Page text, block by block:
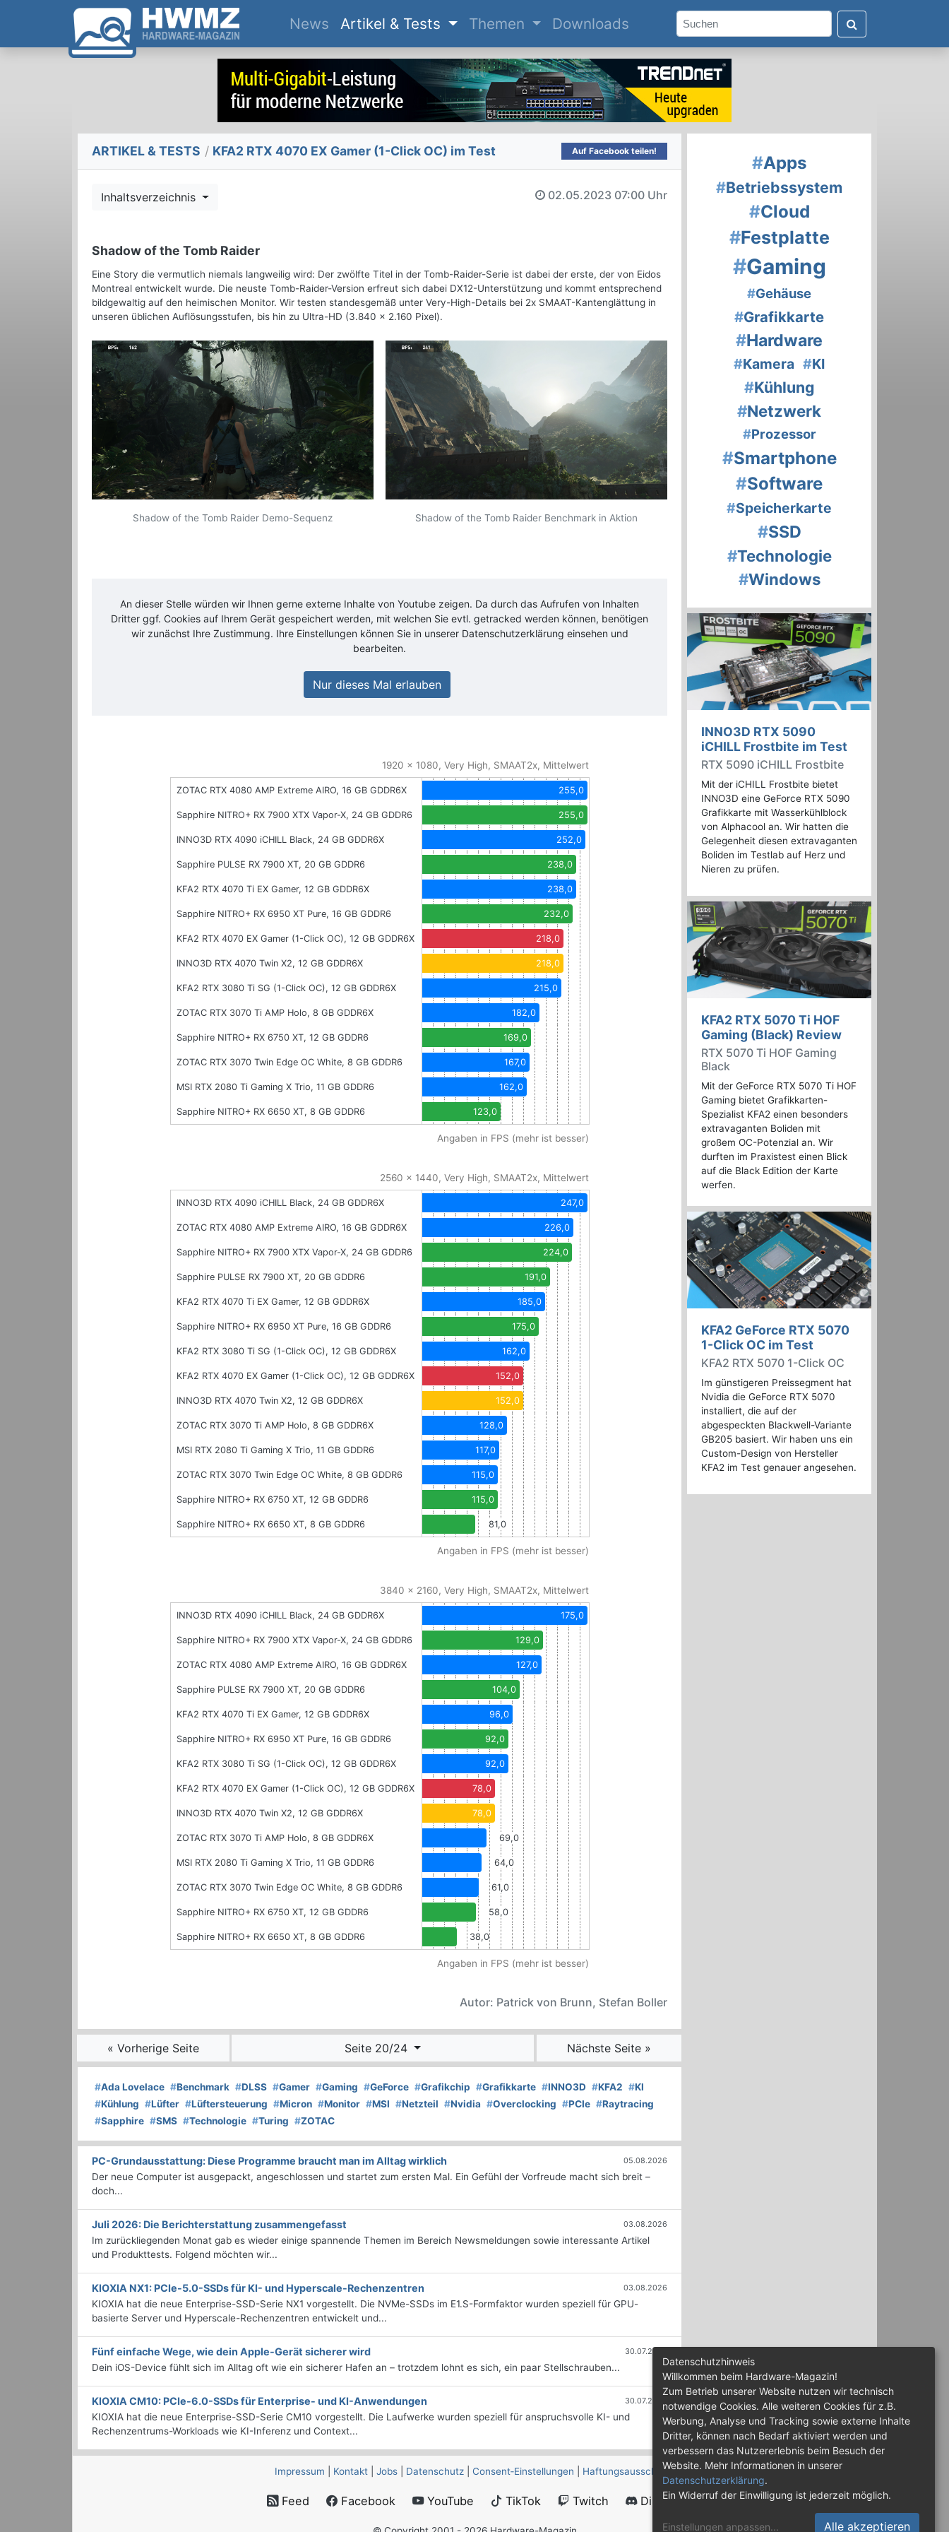
News(current)
Artikel & Tests Themen Downloads
ARTIKEL & TESTS / KFA2 RTX 4070 EX Gamer (1-Click OC) im Test Auf Facebook teilen!
Inhaltsverzeichnis 02.05.2023 07:00 Uhr
Shadow of the Tomb Raider
Eine Story die vermutlich niemals langweilig wird: Der zwölfte Titel in der Tomb-Raider-Serie ist dabei der erste, der von Eidos
Montreal entwickelt wurde. Die neuste Tomb-Raider-Version erfreut sich dabei DX12-Unterstützung und kommt entsprechend
bildgewaltig auf den heimischen Monitor. Wir testen standesgemäß unter Very-High-Details bei 2x SMAAT-Kantenglättung in
unseren üblichen Auflösungsstufen, bis hin zu Ultra-HD (3.840 x 2.160 Pixel).
Shadow of the Tomb Raider Demo-Sequenz Shadow of the Tomb Raider Benchmark in Aktion
An dieser Stelle würden wir Ihnen gerne externe Inhalte von Youtube zeigen. Da durch das Aufrufen von Inhalten
Dritter ggf. Cookies auf Ihrem Gerät gespeichert werden, mit welchen Sie evtl. getracked werden können, benötigen
wir zunächst Ihre Zustimmung. Ihre Einstellungen können Sie in unserer Datenschutzerklärung einsehen und
bearbeiten.
Nur dieses Mal erlauben
1920 x 1080, Very High, SMAAT2x, Mittelwert
ZOTAC RTX 4080 AMP Extreme AIRO, 16 GB GDDR6X 255,0
Sapphire NITRO+ RX 7900 XTX Vapor-X, 24 GB GDDR6 255,0
INNO3D RTX 4090 iCHILL Black, 24 GB GDDR6X 252,0
Sapphire PULSE RX 7900 XT, 20 GB GDDR6 238,0
KFA2 RTX 4070 Ti EX Gamer, 12 GB GDDR6X 238,0
Sapphire NITRO+ RX 6950 XT Pure, 16 GB GDDR6 232,0
KFA2 RTX 4070 EX Gamer (1-Click OC), 12 GB GDDR6X 218,0
INNO3D RTX 4070 Twin X2, 12 GB GDDR6X 218,0
KFA2 RTX 3080 Ti SG (1-Click OC), 12 GB GDDR6X 215,0
ZOTAC RTX 3070 Ti AMP Holo, 8 GB GDDR6X 182,0
Sapphire NITRO+ RX 6750 XT, 12 GB GDDR6 169,0
ZOTAC RTX 3070 Twin Edge OC White, 8 GB GDDR6 167,0
MSI RTX 2080 Ti Gaming X Trio, 11 GB GDDR6 162,0
Sapphire NITRO+ RX 6650 XT, 8 GB GDDR6 123,0
Angaben in FPS (mehr ist besser)
2560 x 1440, Very High, SMAAT2x, Mittelwert
INNO3D RTX 4090 iCHILL Black, 24 GB GDDR6X 247,0
ZOTAC RTX 4080 AMP Extreme AIRO, 16 GB GDDR6X 226,0
Sapphire NITRO+ RX 7900 XTX Vapor-X, 24 GB GDDR6 224,0
Sapphire PULSE RX 7900 XT, 20 GB GDDR6 191,0
KFA2 RTX 4070 Ti EX Gamer, 12 GB GDDR6X 185,0
Sapphire NITRO+ RX 6950 XT Pure, 16 GB GDDR6 175,0
KFA2 RTX 3080 Ti SG (1-Click OC), 12 GB GDDR6X 162,0
KFA2 RTX 4070 EX Gamer (1-Click OC), 12 GB GDDR6X 152,0
INNO3D RTX 4070 Twin X2, 12 GB GDDR6X 152,0
ZOTAC RTX 3070 Ti AMP Holo, 8 GB GDDR6X 128,0
MSI RTX 2080 Ti Gaming X Trio, 11 GB GDDR6 117,0
ZOTAC RTX 3070 Twin Edge OC White, 8 GB GDDR6 115,0
Sapphire NITRO+ RX 6750 XT, 12 GB GDDR6 115,0
Sapphire NITRO+ RX 6650 XT, 8 GB GDDR6 81,0
Angaben in FPS (mehr ist besser)
3840 x 2160, Very High, SMAAT2x, Mittelwert
INNO3D RTX 4090 iCHILL Black, 24 GB GDDR6X 175,0
Sapphire NITRO+ RX 7900 XTX Vapor-X, 24 GB GDDR6 129,0
ZOTAC RTX 4080 AMP Extreme AIRO, 16 GB GDDR6X 127,0
Sapphire PULSE RX 7900 XT, 20 GB GDDR6 104,0
KFA2 RTX 4070 Ti EX Gamer, 12 GB GDDR6X 96,0
Sapphire NITRO+ RX 6950 XT Pure, 16 GB GDDR6 92,0
KFA2 RTX 3080 Ti SG (1-Click OC), 12 GB GDDR6X 92,0
KFA2 RTX 4070 EX Gamer (1-Click OC), 12 GB GDDR6X 78,0
INNO3D RTX 4070 Twin X2, 12 GB GDDR6X 78,0
ZOTAC RTX 3070 Ti AMP Holo, 8 GB GDDR6X 69,0
MSI RTX 2080 Ti Gaming X Trio, 11 GB GDDR6 64,0
ZOTAC RTX 3070 Twin Edge OC White, 8 GB GDDR6 61,0
Sapphire NITRO+ RX 6750 XT, 12 GB GDDR6 58,0
Sapphire NITRO+ RX 6650 XT, 8 GB GDDR6 38,0
Angaben in FPS (mehr ist besser)
Autor: Patrick von Brunn, Stefan Boller
« Vorherige Seite Seite 20/24 Nächste Seite »
#Ada Lovelace #Benchmark #DLSS #Gamer #Gaming #GeForce #Grafikchip #Grafikkarte #INNO3D #KFA2 #KI
#Kühlung #Lüfter #Lüftersteuerung #Micron #Monitor #MSI #Netzteil #Nvidia #Overclocking #PCIe #Raytracing
#Sapphire #SMS #Technologie #Turing #ZOTAC
PC-Grundausstattung: Diese Programme braucht man im Alltag wirklich 05.08.2026
Der neue Computer ist ausgepackt, angeschlossen und startet zum ersten Mal. Ein Gefühl der Vorfreude macht sich breit –
doch...
Juli 2026: Die Bericht­erstattung zusammengefasst 03.08.2026
Im zurückliegenden Monat gab es wieder einige spannende Themen im Bereich Newsmeldungen sowie interessante Artikel
und Produkttests. Folgend möchten wir...
KIOXIA NX1: PCIe-5.0-SSDs für KI- und Hyperscale-Rechenzentren 03.08.2026
KIOXIA hat die neue Enterprise-SSD-Serie NX1 vorgestellt. Die NVMe-SSDs im E1.S-Formfaktor wurden speziell für GPU-
basierte Server und Hyperscale-Rechenzentren entwickelt und...
Fünf einfache Wege, wie dein Apple-Gerät sicherer wird 30.07.2026
Dein iOS-Device fühlt sich im Alltag oft wie ein sicherer Hafen an – trotzdem lohnt es sich, ein paar Stellschrauben...
KIOXIA CM10: PCIe-6.0-SSDs für Enterprise- und KI-Anwendungen 30.07.2026
KIOXIA hat die neue Enterprise-SSD-Serie CM10 vorgestellt. Die Laufwerke wurden speziell für anspruchsvolle KI- und
Rechenzentrums-Workloads wie KI-Inferenz und Context...
#Apps
#Betriebssystem
#Cloud
#Festplatte
#Gaming
#Gehäuse
#Grafikkarte
#Hardware
#Kamera #KI
#Kühlung
#Netzwerk
#Prozessor
#Smartphone
#Software
#Speicherkarte
#SSD
#Technologie
#Windows
INNO3D RTX 5090
iCHILL Frostbite im Test
RTX 5090 iCHILL Frostbite
Mit der iCHILL Frostbite bietet
INNO3D eine GeForce RTX 5090
Grafikkarte mit Wasserkühlblock
von Alphacool an. Wir hatten die
Gelegenheit diesen extravaganten
Boliden im Testlab auf Herz und
Nieren zu prüfen.
KFA2 RTX 5070 Ti HOF
Gaming (Black) Review
RTX 5070 Ti HOF Gaming
Black
Mit der GeForce RTX 5070 Ti HOF
Gaming bietet Grafikkarten-
Spezialist KFA2 einen besonders
extravaganten Boliden mit
großem OC-Potenzial an. Wir
durften im Praxistest einen Blick
auf die Black Edition der Karte
werfen.
KFA2 GeForce RTX 5070
1-Click OC im Test
KFA2 RTX 5070 1-Click OC
Im günstigeren Preissegment hat
Nvidia die GeForce RTX 5070
installiert, die auf der
abgespeckten Blackwell-Variante
GB205 basiert. Wir haben uns ein
Custom-Design von Hersteller
KFA2 im Test genauer angesehen.
Impressum Kontakt Jobs Datenschutz Consent‑Einstellungen Haftungsausschluss
Feed Facebook YouTube TikTok Twitch Discord
Datenschutzhinweis
Willkommen beim Hardware-Magazin!
Zum Betrieb unserer Website nutzen wir technisch
notwendige Cookies. Alle weiteren Cookies für z.B.
Werbung, Analyse und Tracking sowie externe Inhalte
Dritter, können nach Bedarf aktiviert werden und
verbessern das Nutzererlebnis beim Besuch der
Website. Mehr Informationen in unserer
Datenschutzerklärung.
Ein Widerruf der Einwilligung ist jederzeit möglich.
Einstellungen anpassen... Alle akzeptieren